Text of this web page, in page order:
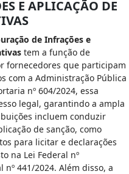
E APLICAÇÃO DE
de Infrações e
tem a função de
fornecedores que participam
com a Administração Pública
nº 604/2024, essa
legal, garantindo a ampla
incluem conduzir
de sanção, como
para licitar e declarações
na Lei Federal nº
nº 441/2024. Além disso, a